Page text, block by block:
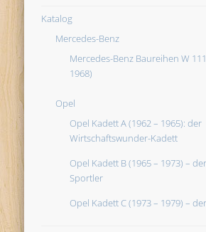
Katalog
Mercedes-Benz
Mercedes-Benz Baureihen W
1968)
Opel
Opel Kadett A (1962 – 1965): der
Wirtschaftswunder-Kadett
Opel Kadett B (1965 – 1973) –
Sportler
Opel Kadett C (1973 – 1979) –